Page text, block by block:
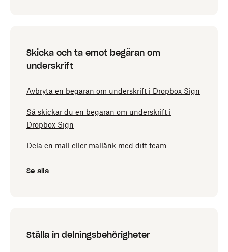
Skicka och ta emot begäran om
underskrift
Avbryta en begäran om underskrift i Dropbox Sign
Så skickar du en begäran om underskrift i
Dropbox Sign
Dela en mall eller mallänk med ditt team
Se alla
Ställa in delningsbehörigheter